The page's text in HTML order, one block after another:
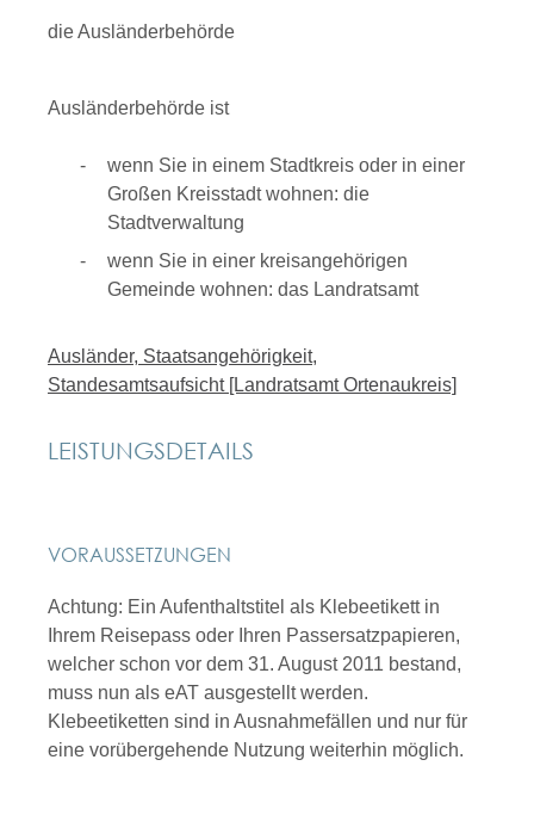
die Ausländerbehörde
Ausländerbehörde ist
wenn Sie in einem Stadtkreis oder in einer
Großen Kreisstadt wohnen: die
Stadtverwaltung
wenn Sie in einer kreisangehörigen
Gemeinde wohnen: das Landratsamt
Ausländer, Staatsangehörigkeit,
Standesamtsaufsicht [Landratsamt Ortenaukreis]
LEISTUNGSDETAILS
VORAUSSETZUNGEN
Achtung: Ein Aufenthaltstitel als Klebeetikett in
Ihrem Reisepass oder Ihren Passersatzpapieren,
welcher schon vor dem 31. August 2011 bestand,
muss nun als eAT ausgestellt werden.
Klebeetiketten sind in Ausnahmefällen und nur für
eine vorübergehende Nutzung weiterhin möglich.